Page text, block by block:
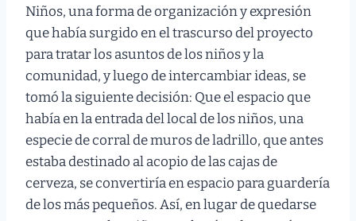
Niños, una forma de organización y expresión
que había surgido en el trascurso del proyecto
para tratar los asuntos de los niños y la
comunidad, y luego de intercambiar ideas, se
tomó la siguiente decisión: Que el espacio que
había en la entrada del local de los niños, una
especie de corral de muros de ladrillo, que antes
estaba destinado al acopio de las cajas de
cerveza, se convertiría en espacio para guardería
de los más pequeños. Así, en lugar de quedarse